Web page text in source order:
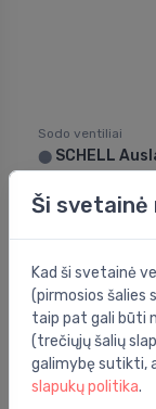
Sodo ventiliai
⬤ SCHELL
109.00 €
Ši svetainė
Kad ši svetainė
(pirmosios šalies
taip pat gali būti
(trečiųjų šalių
galimybę sutikti,
slapukų politika.